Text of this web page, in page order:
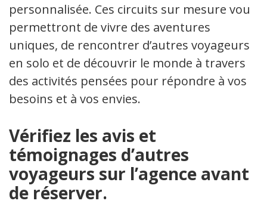
personnalisée. Ces circuits sur mesure vous
permettront de vivre des aventures
uniques, de rencontrer d’autres voyageurs
en solo et de découvrir le monde à travers
des activités pensées pour répondre à vos
besoins et à vos envies.
Vérifiez les avis et
témoignages d’autres
voyageurs sur l’agence avant
de réserver.